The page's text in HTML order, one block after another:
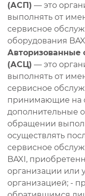
(АСП) — это
выполнять от
сервисное
оборудования
Авторизованные
(АСЦ) — это
выполнять от
сервисное
принимающие на
дополнительные
обращении
осуществлять
сервисное
BAXI,
организации или
организацией; -